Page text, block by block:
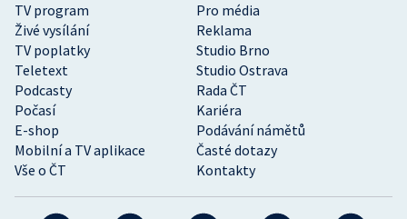
TV program
Pro média
Živé vysílání
Reklama
TV poplatky
Studio Brno
Teletext
Studio Ostrava
Podcasty
Rada ČT
Počasí
Kariéra
E-shop
Podávání námětů
Mobilní a TV aplikace
Časté dotazy
Vše o ČT
Kontakty